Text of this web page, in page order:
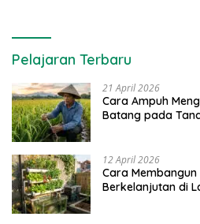
Pelajaran Terbaru
21 April 2026
Cara Ampuh
Batang pada
12 April 2026
Cara
Berkelanjutan di